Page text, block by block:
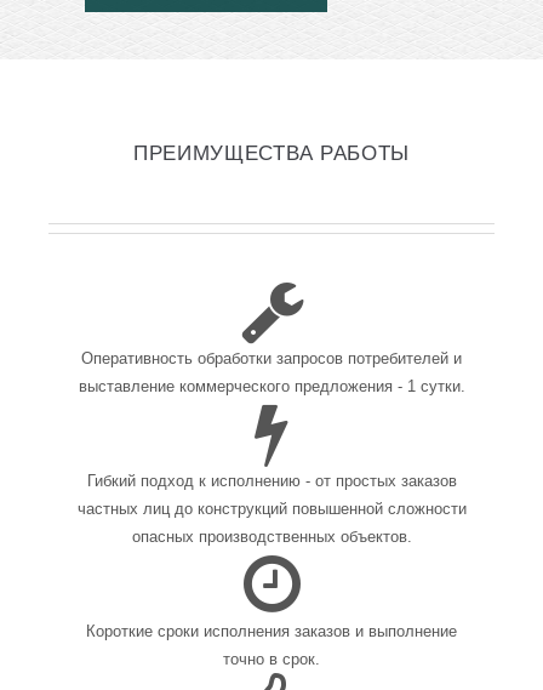
ПРЕИМУЩЕСТВА РАБОТЫ
Оперативность обработки запросов потребителей и
выставление коммерческого предложения - 1 сутки.
Гибкий подход к исполнению - от простых заказов
частных лиц до конструкций повышенной сложности
опасных производственных объектов.
Короткие сроки исполнения заказов и выполнение
точно в срок.